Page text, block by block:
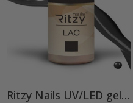
Ritzy Nails UV/LED gel polish ”Black” 64, 9ml, geelilakka TPO vapaa